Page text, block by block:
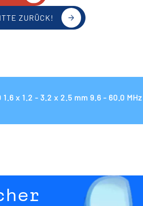
ZURÜCK!
1.6 x 1.2 - 3.2 x 2.5 mm 9.6 - 60.0 MHz